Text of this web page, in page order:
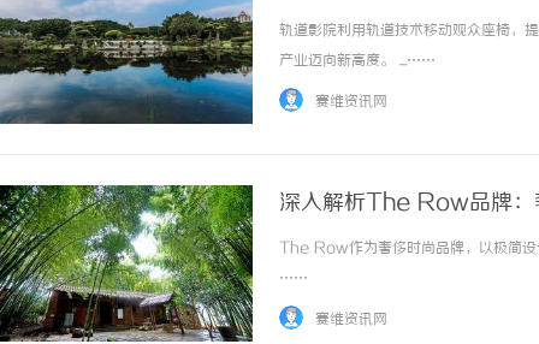
轨道影院利用轨道技术移动观众座椅，
产业迈向新高度。 ...……
赛维资讯网
深入解析The Row品牌：
The Row作为奢侈时尚品牌，以极简设
……
赛维资讯网